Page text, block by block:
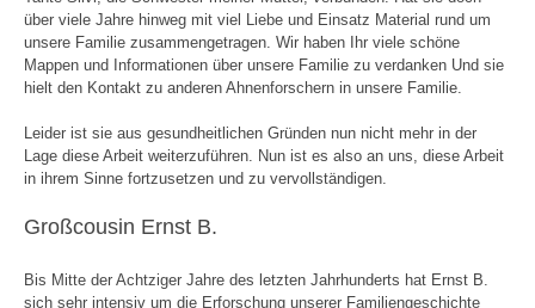
über viele Jahre hinweg mit viel Liebe und Einsatz Material rund um
unsere Familie zusammengetragen. Wir haben Ihr viele schöne
Mappen und Informationen über unsere Familie zu verdanken Und sie
hielt den Kontakt zu anderen Ahnenforschern in unsere Familie.
Leider ist sie aus gesundheitlichen Gründen nun nicht mehr in der
Lage diese Arbeit weiterzuführen. Nun ist es also an uns, diese Arbeit
in ihrem Sinne fortzusetzen und zu vervollständigen.
Großcousin Ernst B.
Bis Mitte der Achtziger Jahre des letzten Jahrhunderts hat Ernst B.
sich sehr intensiv um die Erforschung unserer Familiengeschichte